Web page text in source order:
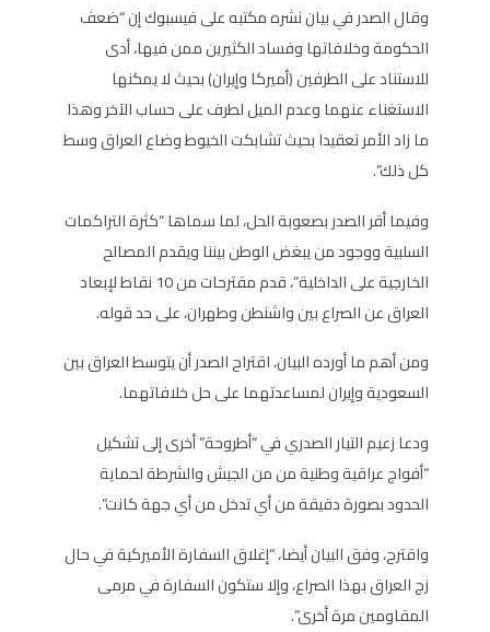
وقال الصدر في بيان نشره مكتبه على فيسبوك إن “ضعف
الحكومة وخلافاتها وفساد الكثيرين ممن فيها، أدى
للاستناد على الطرفين (أميركا وإيران) بحيث لا يمكنها
الاستغناء عنهما وعدم الميل لطرف على حساب الآخر وهذا
ما زاد الأمر تعقيدا بحيث تشابكت الخيوط وضاع العراق وسط
كل ذلك”.
وفيما أقر الصدر بصعوبة الحل، لما سماها “كثرة التراكمات
السلبية ووجود من يبغض الوطن بيننا ويقدم المصالح
الخارجية على الداخلية”، قدم مقترحات من 10 نقاط لإبعاد
العراق عن الصراع بين واشنطن وطهران، على حد قوله.
ومن أهم ما أورده البيان، اقتراح الصدر أن يتوسط العراق بين
السعودية وإيران لمساعدتهما على حل خلافاتهما.
ودعا زعيم التيار الصدري في “أطروحة” أخرى إلى تشكيل
“أفواج عراقية وطنية من من الجيش والشرطة لحماية
الحدود بصورة دقيقة من أي تدخل من أي جهة كانت”.
واقترح، وفق البيان أيضا، “إغلاق السفارة الأميركية في حال
زج العراق بهذا الصراع، وإلا ستكون السفارة في مرمى
المقاومين مرة أخرى”.